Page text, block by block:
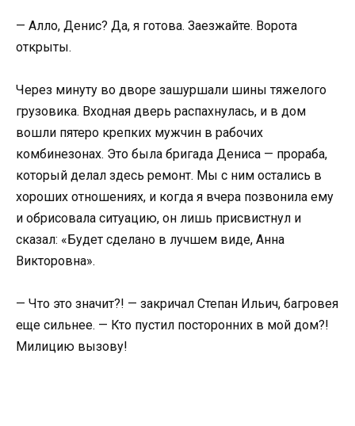
— Алло, Денис? Да, я готова. Заезжайте. Ворота
открыты.
Через минуту во дворе зашуршали шины тяжелого
грузовика. Входная дверь распахнулась, и в дом
вошли пятеро крепких мужчин в рабочих
комбинезонах. Это была бригада Дениса — прораба,
который делал здесь ремонт. Мы с ним остались в
хороших отношениях, и когда я вчера позвонила ему
и обрисовала ситуацию, он лишь присвистнул и
сказал: «Будет сделано в лучшем виде, Анна
Викторовна».
— Что это значит?! — закричал Степан Ильич, багровея
еще сильнее. — Кто пустил посторонних в мой дом?!
Милицию вызову!